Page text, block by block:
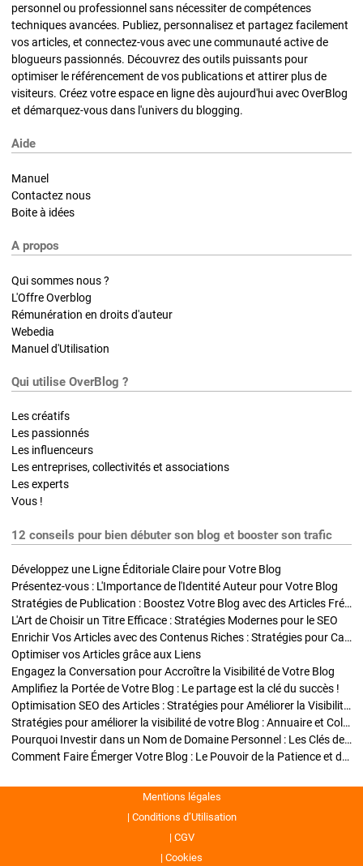
personnel ou professionnel sans nécessiter de compétences
techniques avancées. Publiez, personnalisez et partagez facilement
vos articles, et connectez-vous avec une communauté active de
blogueurs passionnés. Découvrez des outils puissants pour
optimiser le référencement de vos publications et attirer plus de
visiteurs. Créez votre espace en ligne dès aujourd'hui avec OverBlog
et démarquez-vous dans l'univers du blogging.
Aide
Manuel
Contactez nous
Boite à idées
A propos
Qui sommes nous ?
L'Offre Overblog
Rémunération en droits d'auteur
Webedia
Manuel d'Utilisation
Qui utilise OverBlog ?
Les créatifs
Les passionnés
Les influenceurs
Les entreprises, collectivités et associations
Les experts
Vous !
12 conseils pour bien débuter son blog et booster son trafic
Développez une Ligne Éditoriale Claire pour Votre Blog
Présentez-vous : L'Importance de l'Identité Auteur pour Votre Blog
Stratégies de Publication : Boostez Votre Blog avec des Articles Fréquents et Exclusifs
L'Art de Choisir un Titre Efficace : Stratégies Modernes pour le SEO
Enrichir Vos Articles avec des Contenus Riches : Stratégies pour Captiver et Optimiser
Optimiser vos Articles grâce aux Liens
Engagez la Conversation pour Accroître la Visibilité de Votre Blog
Amplifiez la Portée de Votre Blog : Le partage est la clé du succès !
Optimisation SEO des Articles : Stratégies pour Améliorer la Visibilité de Votre Blog
Stratégies pour améliorer la visibilité de votre Blog : Annuaire et Collaborations
Pourquoi Investir dans un Nom de Domaine Personnel : Les Clés de la Réussite de Votre Blog
Comment Faire Émerger Votre Blog : Le Pouvoir de la Patience et de la Persévérance
Mentions légales
Conditions d’Utilisation
CGV
Cookies